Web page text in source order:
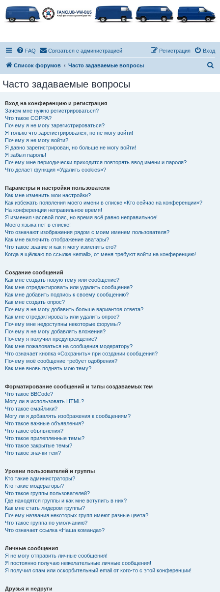
FAQ Связаться с администрацией Вход
Регистрация
Список форумов Часто задаваемые вопросы
Часто задаваемые вопросы
Вход на конференцию и регистрация
Зачем мне нужно регистрироваться?
Что такое COPPA?
Почему я не могу зарегистрироваться?
Я только что зарегистрировался, но не могу войти!
Почему я не могу войти?
Я давно зарегистрирован, но больше не могу войти!
Я забыл пароль!
Почему мне периодически приходится повторять ввод имени и пароля?
Что делает функция «Удалить cookies»?
Параметры и настройки пользователя
Как мне изменить мои настройки?
Как избежать появления моего имени в списке «Кто сейчас на конференции»?
На конференции неправильное время!
Я изменил часовой пояс, но время всё равно неправильное!
Моего языка нет в списке!
Что означают изображения рядом с моим именем пользователя?
Как мне включить отображение аватары?
Что такое звание и как я могу изменить его?
Когда я щёлкаю по ссылке «email», от меня требуют войти на конференцию!
Создание сообщений
Как мне создать новую тему или сообщение?
Как мне отредактировать или удалить сообщение?
Как мне добавить подпись к своему сообщению?
Как мне создать опрос?
Почему я не могу добавить больше вариантов ответа?
Как мне отредактировать или удалить опрос?
Почему мне недоступны некоторые форумы?
Почему я не могу добавлять вложения?
Почему я получил предупреждение?
Как мне пожаловаться на сообщения модератору?
Что означает кнопка «Сохранить» при создании сообщения?
Почему моё сообщение требует одобрения?
Как мне вновь поднять мою тему?
Форматирование сообщений и типы создаваемых тем
Что такое BBCode?
Могу ли я использовать HTML?
Что такое смайлики?
Могу ли я добавлять изображения к сообщениям?
Что такое важные объявления?
Что такое объявления?
Что такое прилепленные темы?
Что такое закрытые темы?
Что такое значки тем?
Уровни пользователей и группы
Кто такие администраторы?
Кто такие модераторы?
Что такое группы пользователей?
Где находятся группы и как мне вступить в них?
Как мне стать лидером группы?
Почему названия некоторых групп имеют разные цвета?
Что такое группа по умолчанию?
Что означает ссылка «Наша команда»?
Личные сообщения
Я не могу отправить личные сообщения!
Я постоянно получаю нежелательные личные сообщения!
Я получил спам или оскорбительный email от кого-то с этой конференции!
Друзья и недруги